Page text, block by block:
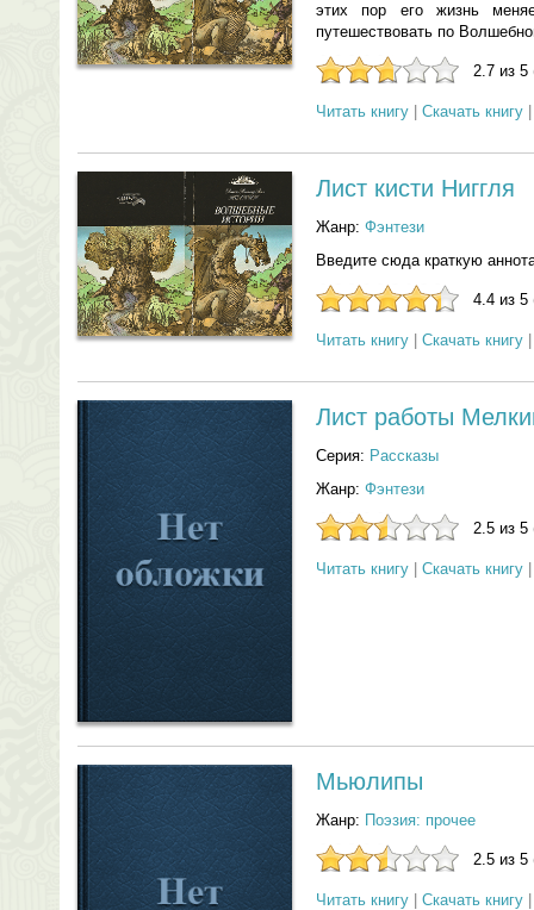
этих пор его жизнь
путешествовать по
2.7 из 5
Читать книгу Скачать книгу
Лист кисти Ниггля
Жанр: Фэнтези
Введите сюда краткую
4.4 из 5
Читать книгу Скачать книгу
Лист работы
Серия: Рассказы
Жанр: Фэнтези
2.5 из 5
Читать книгу Скачать книгу
Мьюлипы
Жанр: Поэзия: прочее
2.5 из 5
Читать книгу Скачать книгу